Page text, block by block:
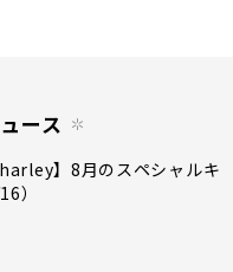
ース
】8月のスペシャルキ
）